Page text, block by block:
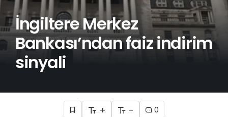
İngiltere Merkez
Bankası’ndan faiz indirim
sinyali
+ - 0